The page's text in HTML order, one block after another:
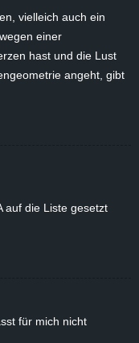
vielleich auch ein
einer
hast und die Lust
angeht, gibt
auf die Liste gesetzt
für mich nicht